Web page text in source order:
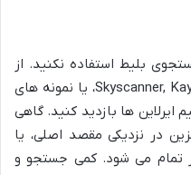
بلیط استفاده نکنید. از
موتورهای جستجوی بلیط (مانند Skyscanner, Kayak، یا نمونه های
ها بازدید کنید. گاهی
در نزدیکی مقصد اصلی، یا
تمام می شود. کمی جستجو و